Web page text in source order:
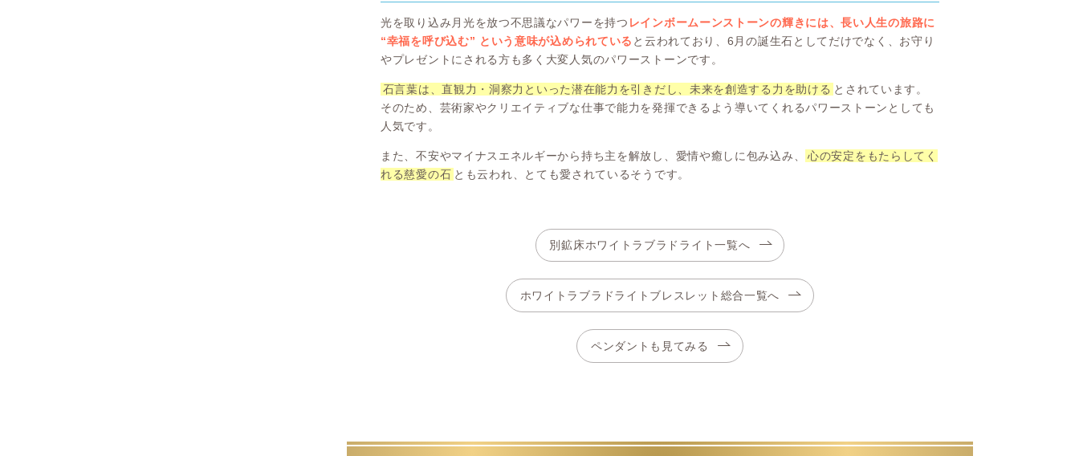
光を取り込み月光を放つ不思議なパワーを持つ レインボームーンストーンの輝きには、長い人生の旅路に
“幸福を呼び込む” という意味が込められている と云われており、6月の誕生石としてだけでなく、お守り
やプレゼントにされる方も多く大変人気のパワーストーンです。
石言葉は、直観力・洞察力といった潜在能力を引きだし、未来を創造する力を助ける とされています。
そのため、芸術家やクリエイティブな仕事で能力を発揮できるよう導いてくれるパワーストーンとしても
人気です。
また、不安やマイナスエネルギーから持ち主を解放し、愛情や癒しに包み込み、
心の安定をもたらしてく
れる慈愛の石 とも云われ、とても愛されているそうです。
別鉱床ホワイトラブラドライト一覧へ
ホワイトラブラドライトブレスレット総合一覧へ
ペンダントも見てみる